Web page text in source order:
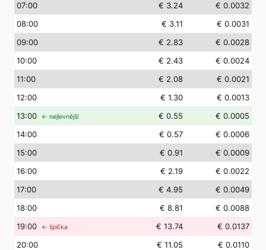
07:00 € 3.24
€ 0.0032
08:00 € 3.11
€ 0.0031
09:00 € 2.83
€ 0.0028
10:00 € 2.43
€ 0.0024
11:00 € 2.08
€ 0.0021
12:00 € 1.30
€ 0.0013
13:00 ← nejlevnější € 0.55
€ 0.0005
14:00 € 0.57
€ 0.0006
15:00 € 0.91
€ 0.0009
16:00 € 2.19
€ 0.0022
17:00 € 4.95
€ 0.0049
18:00 € 8.81
€ 0.0088
19:00 ← špička € 13.74
€ 0.0137
20:00 € 11.05
€ 0.0110